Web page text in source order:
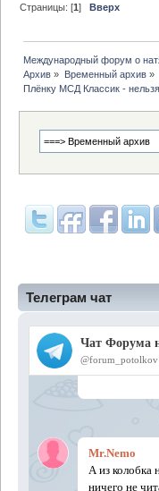
Телеграм чат
Страницы: [1]Вверх
Международный форум о
Архив » Временный архив»
Плёнку МСД Классик -